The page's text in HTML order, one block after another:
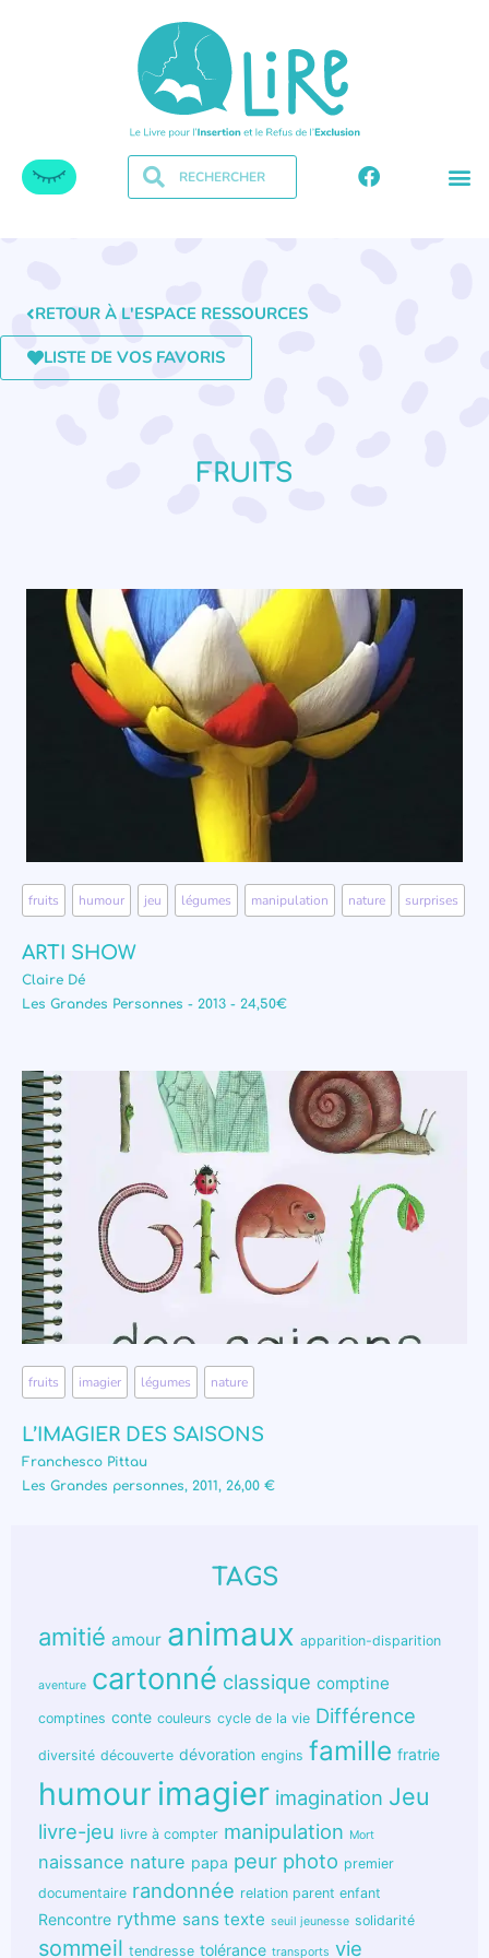
RETOUR À L'ESPACE RESSOURCES
LISTE DE VOS FAVORIS
FRUITS
fruits humour jeu légumes manipulation nature surprises
ARTI SHOW
Claire Dé
Les Grandes Personnes - 2013 - 24,50€
fruits imagier légumes nature
L’IMAGIER DES SAISONS
Franchesco Pittau
Les Grandes personnes, 2011, 26,00 €
TAGS
amitié amour animaux apparition-disparition
aventure cartonné classique comptine
comptines conte couleurs cycle de la vie Différence
diversité découverte dévoration engins famille fratrie
humour imagier imagination Jeu
livre-jeu livre à compter manipulation Mort
naissance nature papa peur photo premier
documentaire randonnée relation parent enfant
Rencontre rythme sans texte seuil jeunesse solidarité
sommeil tendresse tolérance transports vie